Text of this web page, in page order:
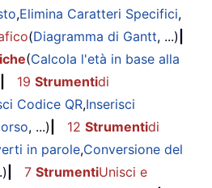
,Elimina Caratteri Specifici,
(Diagramma di Gantt, ...)
(Calcola l'età in base alla
19 Strumentidi
Codice QR,Inserisci
, ...) 12 Strumentidi
in parole,Conversione del
7 StrumentiUnisci e